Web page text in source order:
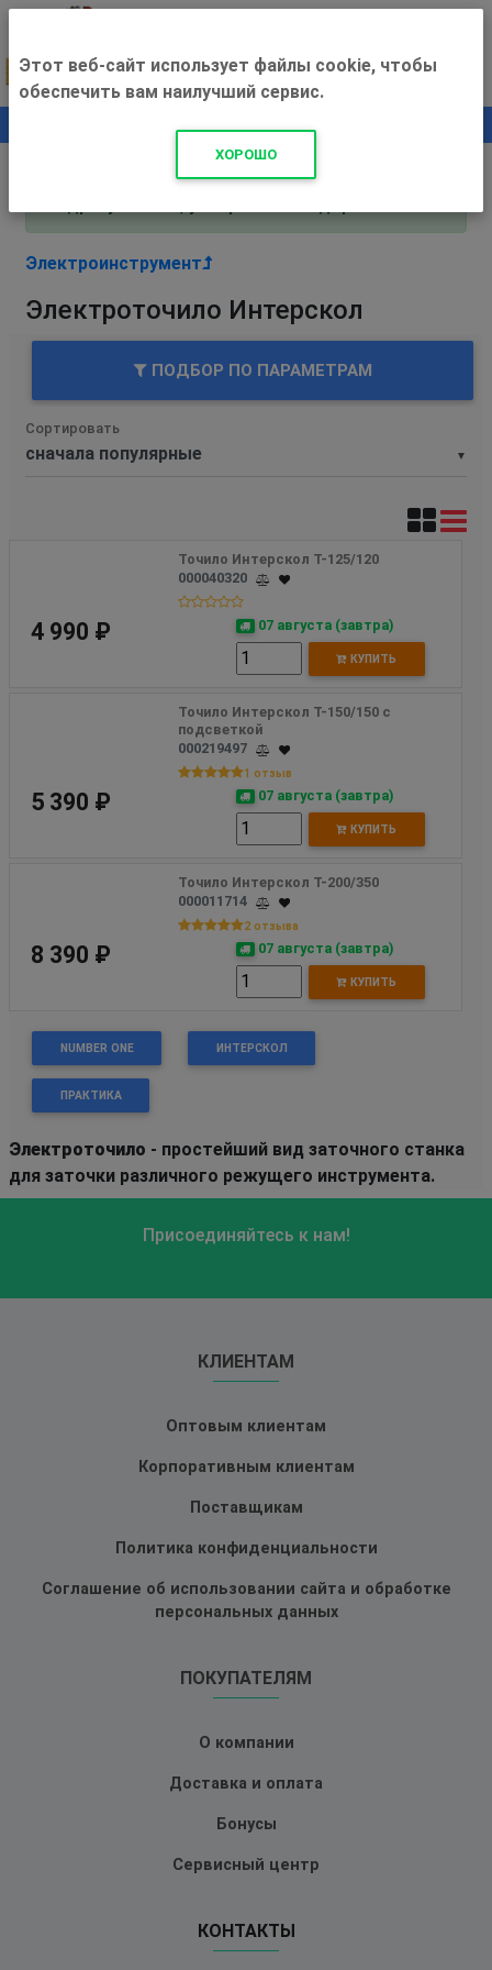
+500 ₽
Внимание! С 3 августа магазин работает по
Электроинструмент
Электроточило Интерскол
ПОДБОР ПО ПАРАМЕТРАМ
▼
Сортировать
Точило Интерскол Т-125/120
000040320
4 990 ₽ 07 августа (завтра)
КУПИТЬ
Точило Интерскол Т-150/150 с
подсветкой
000219497
1 отзыв
5 390 ₽ 07 августа (завтра)
КУПИТЬ
Точило Интерскол Т-200/350
000011714
2 отзыва
8 390 ₽ 07 августа (завтра)
КУПИТЬ
NUMBER ONE ИНТЕРСКОЛ
ПРАКТИКА
Электроточило - простейший вид заточного станка
для заточки различного режущего инструмента.
Присоединяйтесь к нам!
КЛИЕНТАМ
Оптовым клиентам
Корпоративным клиентам
Поставщикам
Политика конфиденциальности
Соглашение об использовании сайта и обработке
персональных данных
ПОКУПАТЕЛЯМ
О компании
Доставка и оплата
Бонусы
Сервисный центр
КОНТАКТЫ
Этот веб-сайт использует файлы cookie, чтобы
обеспечить вам наилучший сервис.
ХОРОШО